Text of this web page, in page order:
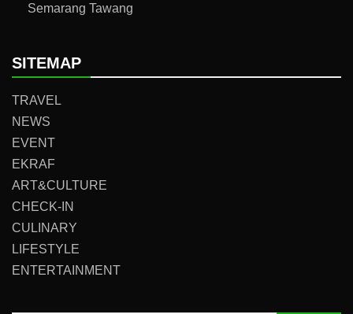
Semarang Tawang
SITEMAP
TRAVEL
NEWS
EVENT
EKRAF
ART&CULTURE
CHECK-IN
CULINARY
LIFESTYLE
ENTERTAINMENT